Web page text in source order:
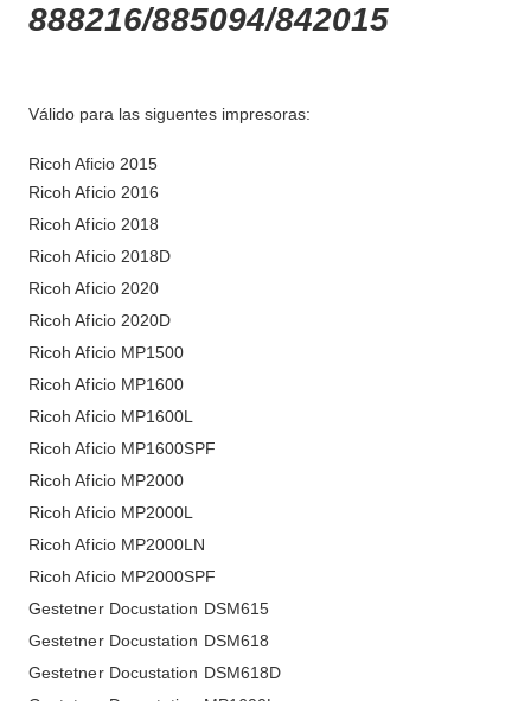
888216/885094/842015
Válido para las siguentes impresoras:
Ricoh Aficio 2015
Ricoh Aficio 2016
Ricoh Aficio 2018
Ricoh Aficio 2018D
Ricoh Aficio 2020
Ricoh Aficio 2020D
Ricoh Aficio MP1500
Ricoh Aficio MP1600
Ricoh Aficio MP1600L
Ricoh Aficio MP1600SPF
Ricoh Aficio MP2000
Ricoh Aficio MP2000L
Ricoh Aficio MP2000LN
Ricoh Aficio MP2000SPF
Gestetner Docustation DSM615
Gestetner Docustation DSM618
Gestetner Docustation DSM618D